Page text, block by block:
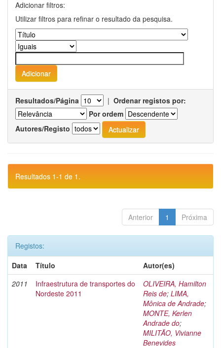
Adicionar filtros:
Utilizar filtros para refinar o resultado da pesquisa.
Resultados/Página | Ordenar registos por:
Por ordem
Autores/Registo
Resultados 1-1 de 1.
Anterior 1 Próxima
Registos:
Data
Título
Autor(es)
2011
Infraestrutura de transportes do
Nordeste 2011
OLIVEIRA, Hamilton
Reis de; LIMA,
Mônica de Andrade;
MONTE, Kerlen
Andrade do;
MILITÃO, Vivianne
Benevides